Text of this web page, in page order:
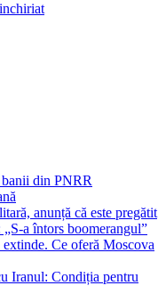
banii din PNRR
anunță că este pregătit
„S-a întors boomerangul”
Ce oferă Moscova
Iranul: Condiția pentru